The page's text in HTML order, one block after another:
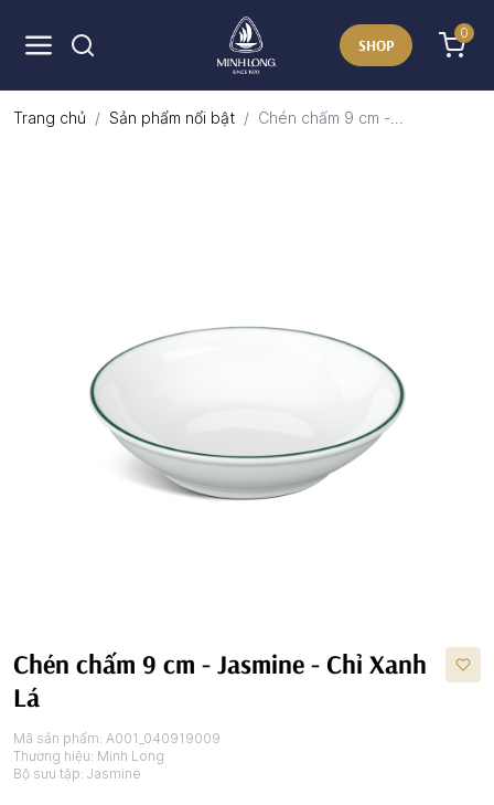
SHOP
0
Trang chủ Sản phẩm nổi bật Chén chấm 9 cm -...
Chén chấm 9 cm - Jasmine - Chỉ Xanh
Lá
Mã sản phẩm: A001_040919009
Thương hiệu: Minh Long
Bộ sưu tập: Jasmine